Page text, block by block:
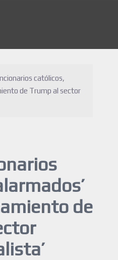
católicos,
de Trump al sector
de